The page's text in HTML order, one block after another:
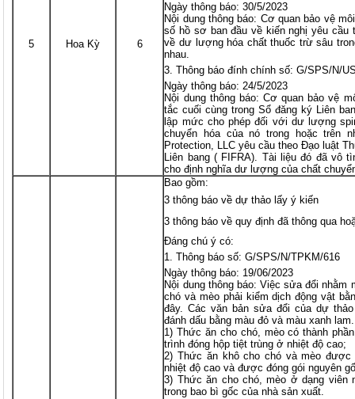
5 Hoa Kỳ 6
Ngày thông báo: 30/5/2023
Nội dung thông báo: Cơ quan bảo vệ
số hồ sơ ban đầu về kiến nghị yêu cầu
về dư lượng hóa chất thuốc trừ sâu
nhau.
Thông báo đính chính số: G/SPS/N/
Ngày thông báo: 24/5/2023
Nội dung thông báo: Cơ quan bảo vệ
tắc cuối cùng trong Sổ đăng ký Liên
lập mức cho phép đối với dư lượng
chuyển hóa của nó trong hoặc trên
Protection, LLC yêu cầu theo Đạo luật
Liên bang ( FIFRA). Tài liệu đó đã vô
cho định nghĩa dư lượng của chất
Bao gồm:
3 thông báo về dự thảo lấy ý kiến
3 thông báo về quy định đã thông qua
Đáng chú ý có:
Thông báo số: G/SPS/N/TPKM/616
Ngày thông báo: 19/06/2023
Nội dung thông báo: Việc sửa đổi
chó và mèo phải kiểm dịch động vật
đây. Các văn bản sửa đổi của dự
đánh dấu bằng màu đỏ và màu xanh
1) Thức ăn cho chó, mèo có thành
trình đóng hộp tiệt trùng ở nhiệt độ cao;
2) Thức ăn khô cho chó và mèo
nhiệt độ cao và được đóng gói nguyên
3) Thức ăn cho chó, mèo ở dạng viên
trong bao bì gốc của nhà sản xuất.